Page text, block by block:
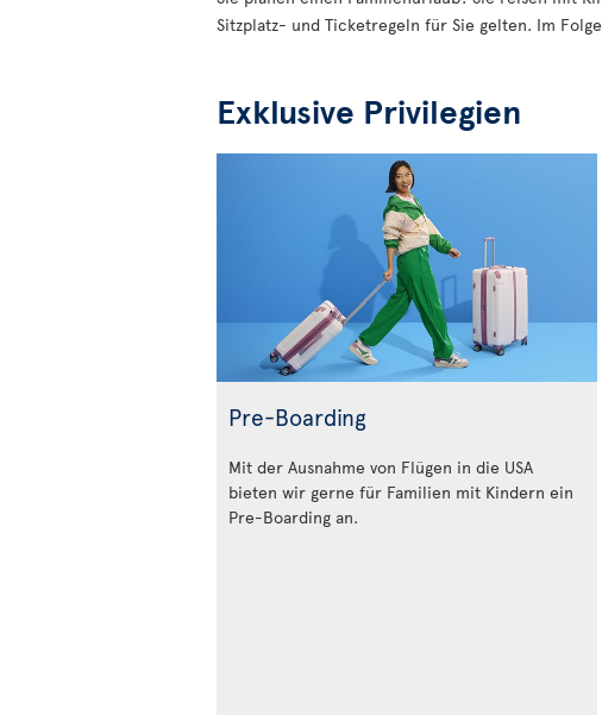
Sitzplatz- und Ticketregeln für Sie gelten. Im
Exklusive Privilegien
Pre-Boarding
Mit der Ausnahme von Flügen in die USA
bieten wir gerne für Familien mit Kindern ein
Pre-Boarding an.